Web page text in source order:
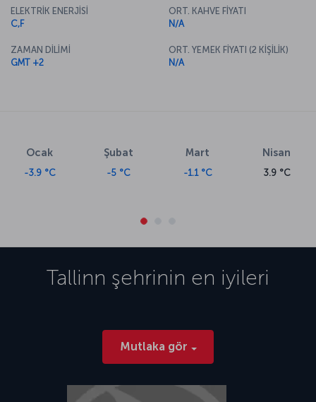
ELEKTRİK ENERJİSİ
C,F
ZAMAN DİLİMİ
GMT +2
ORT. KAHVE FİYATI
N/A
ORT. YEMEK FİYATI (2 KİŞİLİK)
N/A
Ocak
-3.9 °C
Şubat
-5 °C
Mart
-1.1 °C
Nisan
3.9 °C
Tallinn şehrinin en iyileri
Mutlaka gör